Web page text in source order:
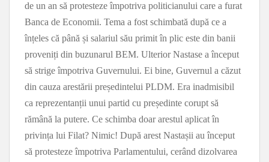
de un an să protesteze împotriva politicianului care a furat
Banca de Economii. Tema a fost schimbată după ce a
înțeles că până și salariul său primit în plic este din banii
proveniți din buzunarul BEM. Ulterior Nastase a început
să strige împotriva Guvernului. Ei bine, Guvernul a căzut
din cauza arestării președintelui PLDM. Era inadmisibil
ca reprezentanții unui partid cu președinte corupt să
rămână la putere. Ce schimba doar arestul aplicat în
privința lui Filat? Nimic! După arest Nastașii au început
să protesteze împotriva Parlamentului, cerând dizolvarea